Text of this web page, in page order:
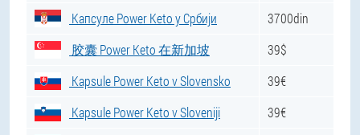
Капсуле Power Keto у Србији
3700din
胶囊 Power Keto 在新加坡
39$
Kapsule Power Keto v Slovensko
39€
Kapsule Power Keto v Sloveniji
39€